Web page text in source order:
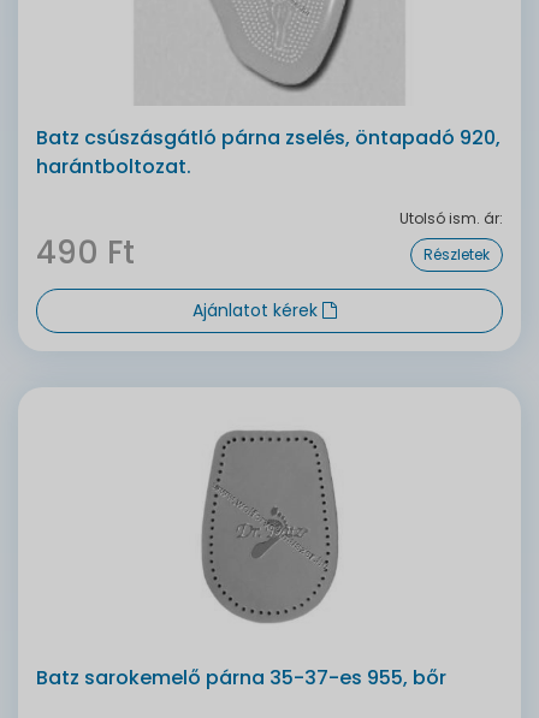
Batz csúszásgátló párna zselés, öntapadó 920,
harántboltozat.
Utolsó ism. ár:
490 Ft Részletek
Ajánlatot kérek
Batz sarokemelő párna 35-37-es 955, bőr